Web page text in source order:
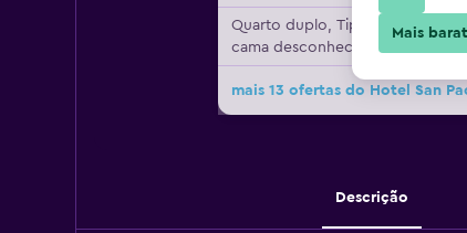
Quarto duplo, Tipo de
cama desconhecido
mais 13 ofertas do Hotel San
Descrição
Mais